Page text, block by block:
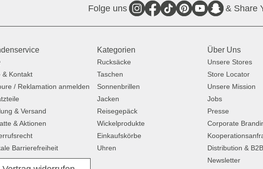
Folge uns & Share
& Kontakt
/ Reklamation anmelden
& Versand
& Aktionen
Barrierefreiheit
Kategorien
Rucksäcke
Taschen
Sonnenbrillen
Jacken
Reisegepäck
Wickelprodukte
Einkaufskörbe
Uhren
Über Uns
Unsere Stores
Store Locator
Unsere Mission
Jobs
Presse
Corporate
Distribution & B2B
Newsletter